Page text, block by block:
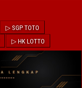
▷ SGP TOTO
▷ HK LOTTO